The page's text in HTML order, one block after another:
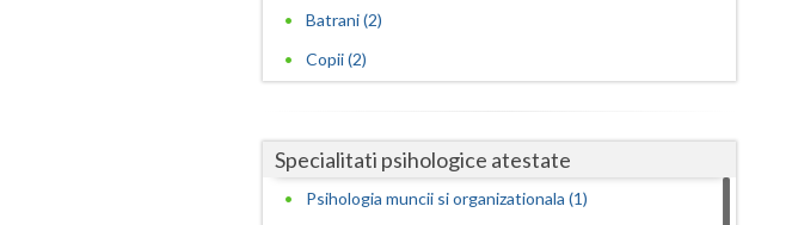
Mures
Neamt
Batrani (2)
Copii (2)
Specialitati psihologice atestate
Psihologia muncii si organizationala (1)